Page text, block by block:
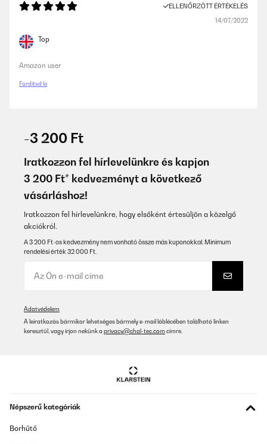
ELLENŐRZÖTT ÉRTÉKELÉS
14/07/2022
Top
Amazon user
Fordítsd le
-3 200 Ft
Iratkozzon fel hírlevelünkre és kapjon
3 200 Ft* kedvezményt a következő
vásárláshoz!
Iratkozzon fel hírlevelünkre, hogy elsőként értesüljön a közelgő
akciókról.
A 3 200 Ft-os kedvezmény nem vonható össze más kuponokkal. Minimum
rendelési érték 32 000 Ft.
Adatvédelem
A leiratkozás bármikor lehetséges bármely e-mail láblécében található linken
keresztül, vagy írjon nekünk a privacy@chal-tec.com címre.
Népszerű kategóriák
Borhűtő